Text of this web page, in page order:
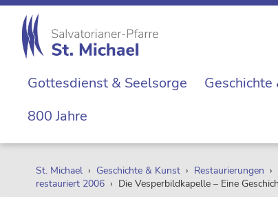
Zur
Hauptnavigation
springen
Skip
main
Zur
Hauptsidebar
springen
Zur
Fußzeile
springen
Michael
Michaelerkirche
im
Zentrum
Wiens
Gottesdienst & Seelsorge Geschichte
800 Jahre
St. Michael › Geschichte & Kunst › Restaurierungen ›
restauriert 2006 › Die Vesperbildkapelle – Eine